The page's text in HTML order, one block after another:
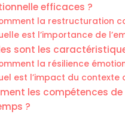
efficaces ?
la restructuration
est l’importance de
sont les
la résilience
est l’impact du
les compétences
?